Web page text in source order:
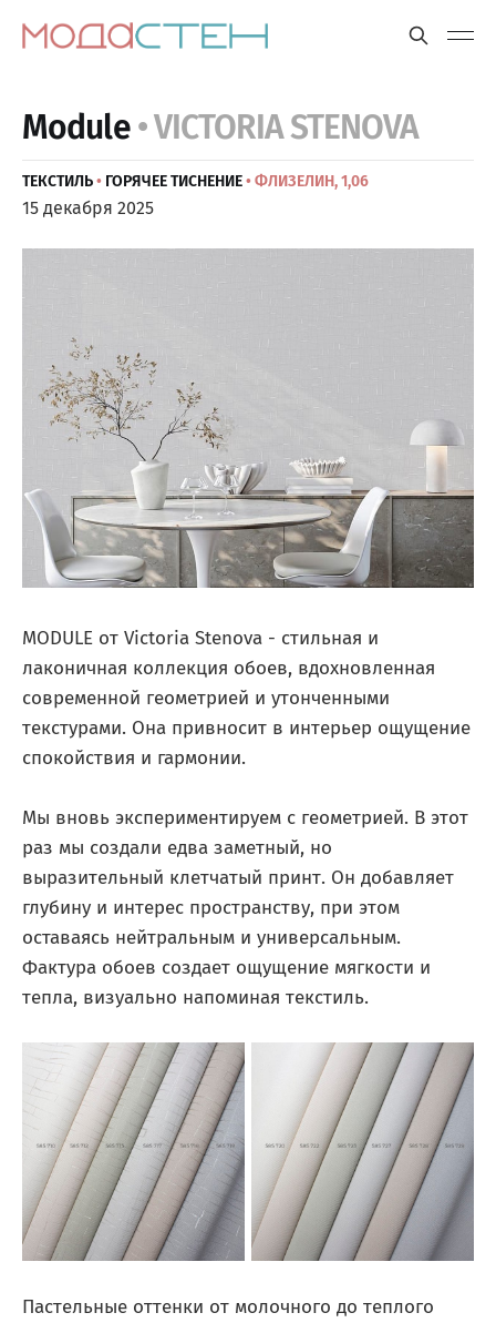
Module• VICTORIA STENOVA
ТЕКСТИЛЬ• ГОРЯЧЕЕ ТИСНЕНИЕ• ФЛИЗЕЛИН, 1,06
15 декабря 2025
MODULE от Victoria Stenova - стильная и
лаконичная коллекция обоев, вдохновленная
современной геометрией и утонченными
текстурами. Она привносит в интерьер ощущение
спокойствия и гармонии.
Мы вновь экспериментируем с геометрией. В этот
раз мы создали едва заметный, но
выразительный клетчатый принт. Он добавляет
глубину и интерес пространству, при этом
оставаясь нейтральным и универсальным.
Фактура обоев создает ощущение мягкости и
тепла, визуально напоминая текстиль.
Пастельные оттенки от молочного до теплого